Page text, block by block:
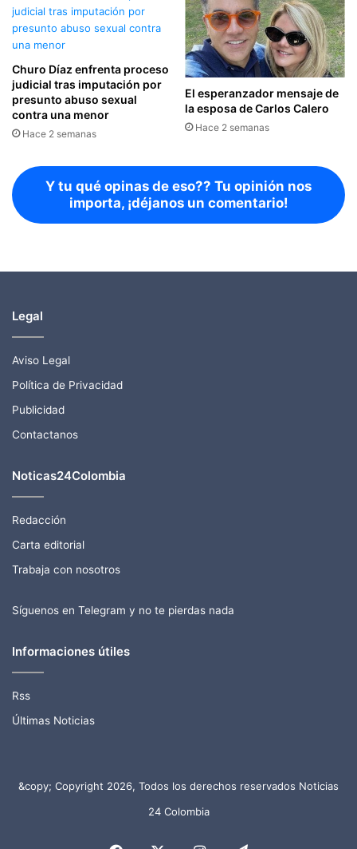
Churo Díaz enfrenta proceso
judicial tras imputación por
presunto abuso sexual
contra una menor
Hace 2 semanas
El esperanzador mensaje de
la esposa de Carlos Calero
Hace 2 semanas
Y tu qué opinas de eso?? Tu opinión nos
importa, ¡déjanos un comentario!
Legal
Aviso Legal
Política de Privacidad
Publicidad
Contactanos
Noticas24Colombia
Redacción
Carta editorial
Trabaja con nosotros
Síguenos en Telegram y no te pierdas nada
Informaciones útiles
Rss
Últimas Noticias
&copy; Copyright 2026, Todos los derechos reservados Noticias
24 Colombia